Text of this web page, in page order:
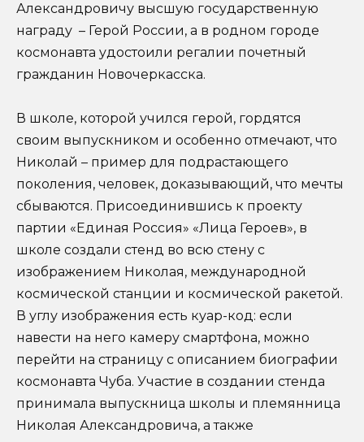
Александровичу высшую государственную
награду – Герой России, а в родном городе
космонавта удостоили регалии почетный
гражданин Новочеркасска.
В школе, которой учился герой, гордятся
своим выпускником и особенно отмечают, что
Николай – пример для подрастающего
поколения, человек, доказывающий, что мечты
сбываются. Присоединившись к проекту
партии «Единая Россия» «Лица Героев», в
школе создали стенд во всю стену с
изображением Николая, международной
космической станции и космической ракетой.
В углу изображения есть куар-код: если
навести на него камеру смартфона, можно
перейти на страницу с описанием биографии
космонавта Чуба. Участие в создании стенда
принимала выпускница школы и племянница
Николая Александровича, а также